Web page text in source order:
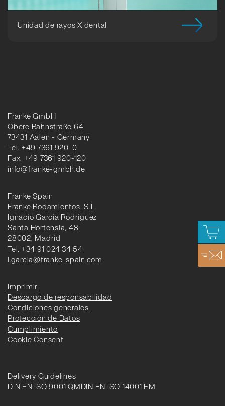
Unidad de rayos X dental
Franke GmbH
Obere Bahnstraße 64
73431 Aalen - Germany
Tel. +49 7361 920-0
Fax. +49 7361 920-120
info@franke-gmbh.de
Franke Spain
Franke Rodamientos, S.L.
Ignacio García Rodríguez
Santa Hortensia, 48
28002, Madrid
Tel. +34 91 024 34 54
i.garcia@franke-spain.com
Imprimir
Descargo de responsabilidad
Condiciones generales
Protección de Datos
Cumplimiento
Cookie Consent
Delivery Guidelines
DIN EN ISO 9001 QMDIN EN ISO 14001 EM